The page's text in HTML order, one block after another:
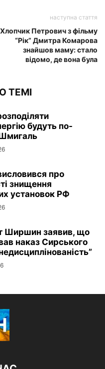
наступна стаття
Хлопчик Петрович з фільму
“Рік” Дмитра Комарова
знайшов маму: стало
відомо, де вона була
ТЕМІ
будуть по-
про
знищення
установок РФ
Ширшин заявив, що
наказ Сирського